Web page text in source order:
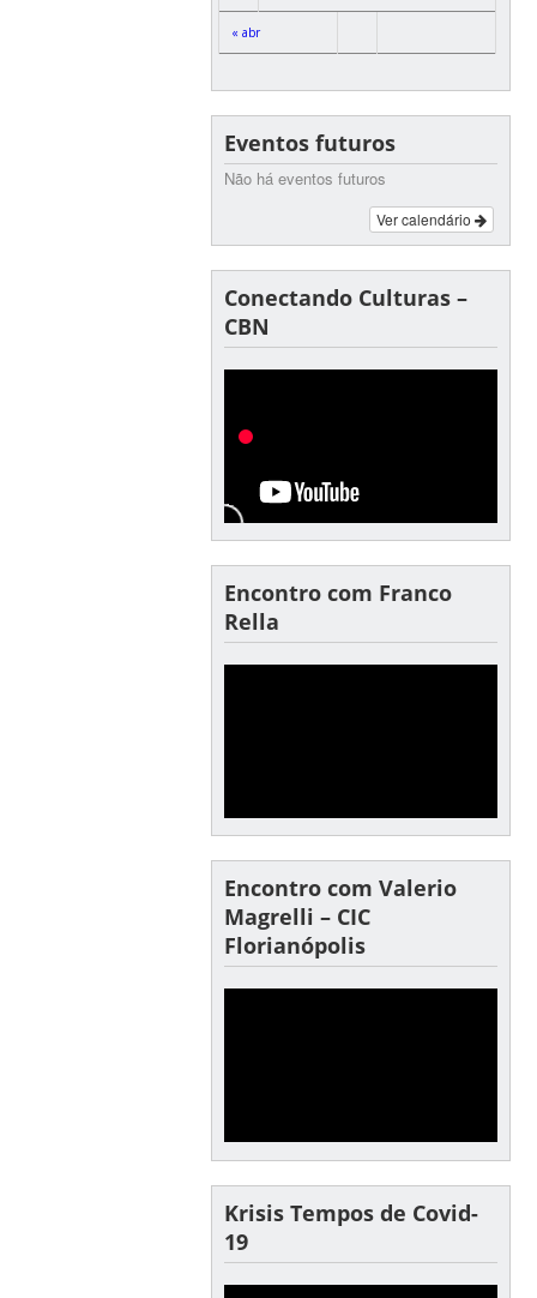
« abr
Eventos futuros
Não há eventos futuros
Ver calendário
Conectando Culturas –
CBN
Encontro com Franco
Rella
Encontro com Valerio
Magrelli – CIC
Florianópolis
Krisis Tempos de Covid-
19